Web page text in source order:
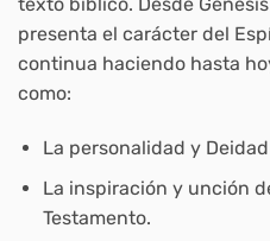
presenta el carácter del
continua haciendo hasta
como:
La personalidad y
La inspiración y unción
Testamento.